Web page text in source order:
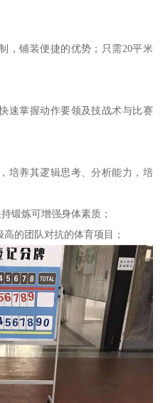
，铺装便捷的优势；只需20平米
速掌握动作要领及技战术与比赛
培养其逻辑思考、分析能力，培
锻炼可增强身体素质；
的团队对抗的体育项目；